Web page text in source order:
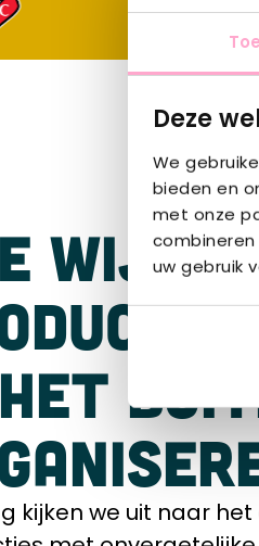
Deze
We
bieden en
met onze
uw gebruik
WIJ
kijken we uit naar